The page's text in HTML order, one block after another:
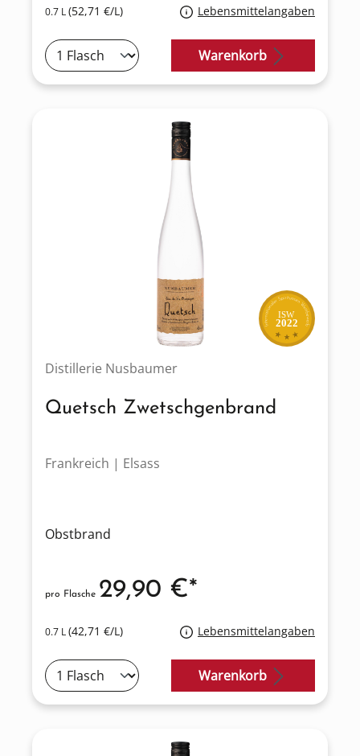
0.7 L(52,71 €/L) Lebensmittelangaben
Warenkorb
2022
ISW
Distillerie Nusbaumer
Quetsch Zwetschgenbrand
Frankreich | Elsass
Obstbrand
0.7 L(42,71 €/L) Lebensmittelangaben
pro Flasche 29,90 €*
Warenkorb